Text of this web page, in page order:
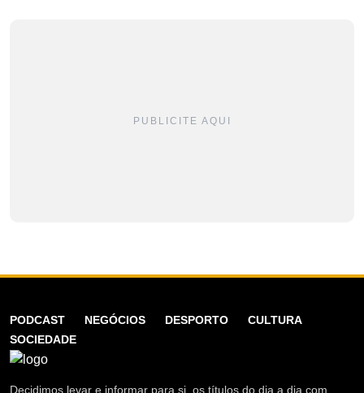
PUBLICITE AQUI
PODCAST NEGÓCIOS DESPORTO
CULTURA
SOCIEDADE
Decidimos levar e informar para si, os títulos do dia a dia com